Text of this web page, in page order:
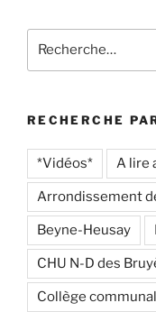
pour
RECHERCHE
*Vidéos* A lire
Arrondissement
Beyne-Heusay
CHU N-D des
Collège communal